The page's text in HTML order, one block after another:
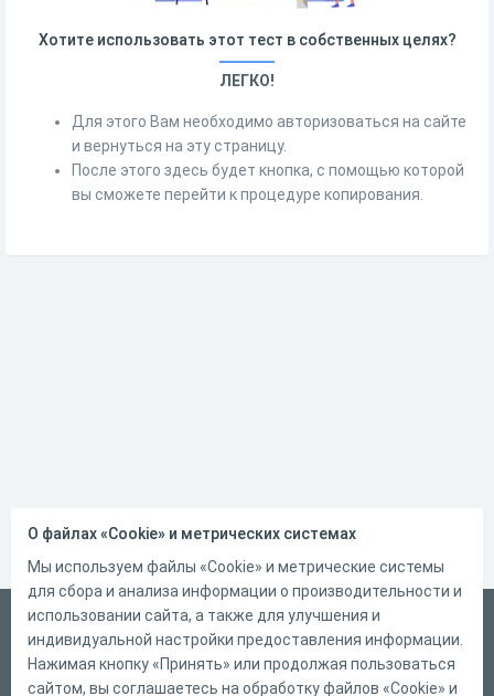
Хотите использовать этот тест в собственных целях?
ЛЕГКО!
Для этого Вам необходимо авторизоваться на сайте
и вернуться на эту страницу.
После этого здесь будет кнопка, с помощью которой
вы сможете перейти к процедуре копирования.
Русский
Справка
О файлах «Cookie» и метрических системах
Мы используем файлы «Cookie» и метрические системы
для сбора и анализа информации о производительности и
использовании сайта, а также для улучшения и
индивидуальной настройки предоставления информации.
Нажимая кнопку «Принять» или продолжая пользоваться
сайтом, вы соглашаетесь на обработку файлов «Cookie» и